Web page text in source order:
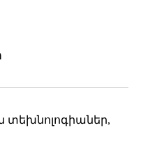
տեխնոլոգիաներ,